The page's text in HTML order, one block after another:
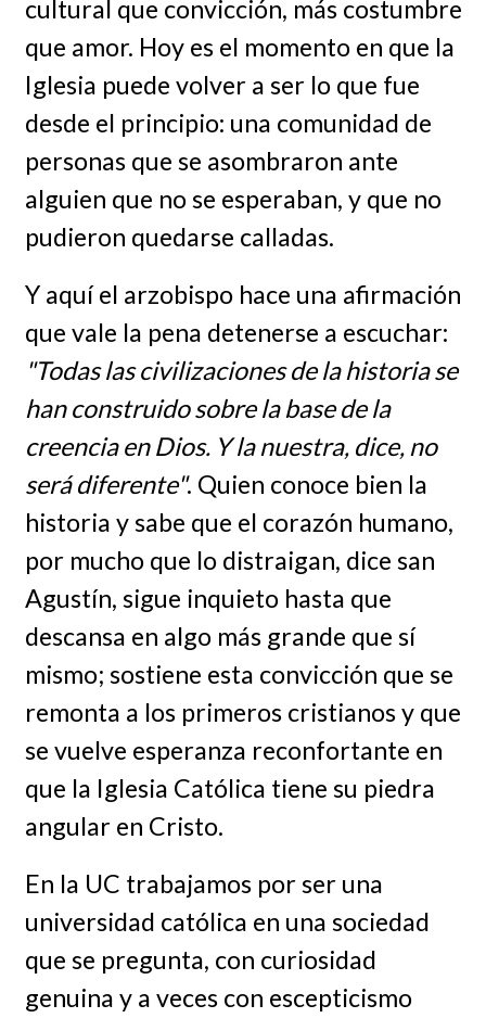
cultural que convicción, más costumbre
que amor. Hoy es el momento en que la
Iglesia puede volver a ser lo que fue
desde el principio: una comunidad de
personas que se asombraron ante
alguien que no se esperaban, y que no
pudieron quedarse calladas.
Y aquí el arzobispo hace una afirmación
que vale la pena detenerse a escuchar:
"Todas las civilizaciones de la historia se
han construido sobre la base de la
creencia en Dios. Y la nuestra, dice, no
será diferente". Quien conoce bien la
historia y sabe que el corazón humano,
por mucho que lo distraigan, dice san
Agustín, sigue inquieto hasta que
descansa en algo más grande que sí
mismo; sostiene esta convicción que se
remonta a los primeros cristianos y que
se vuelve esperanza reconfortante en
que la Iglesia Católica tiene su piedra
angular en Cristo.
En la UC trabajamos por ser una
universidad católica en una sociedad
que se pregunta, con curiosidad
genuina y a veces con escepticismo